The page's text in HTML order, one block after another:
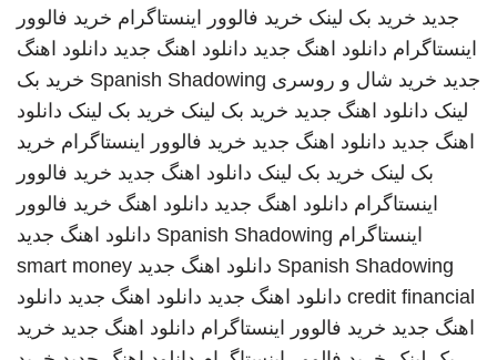
جدید خرید بک لینک خرید فالوور اینستاگرام خرید فالوور
اینستاگرام دانلود اهنگ جدید دانلود اهنگ جدید دانلود اهنگ
جدید خرید شال و روسری Spanish Shadowing خرید بک
لینک دانلود اهنگ جدید خرید بک لینک خرید بک لینک دانلود
اهنگ جدید دانلود اهنگ جدید خرید فالوور اینستاگرام خرید
بک لینک خرید بک لینک دانلود اهنگ جدید خرید فالوور
اینستاگرام دانلود اهنگ جدید دانلود اهنگ خرید فالوور
اینستاگرام Spanish Shadowing دانلود اهنگ جدید
Spanish Shadowing دانلود اهنگ جدید smart money
credit financial دانلود اهنگ جدید دانلود اهنگ جدید دانلود
اهنگ جدید خرید فالوور اینستاگرام دانلود اهنگ جدید خرید